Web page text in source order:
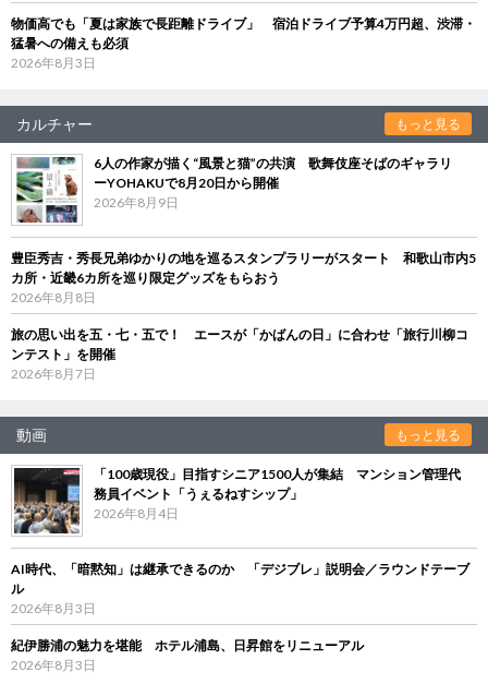
物価高でも「夏は家族で長距離ドライブ」 宿泊ドライブ予算4万円超、渋滞・
猛暑への備えも必須
2026年8月3日
カルチャー もっと見る
6人の作家が描く“風景と猫”の共演 歌舞伎座そばのギャラリ
ーYOHAKUで8月20日から開催
2026年8月9日
豊臣秀吉・秀長兄弟ゆかりの地を巡るスタンプラリーがスタート 和歌山市内5
カ所・近畿6カ所を巡り限定グッズをもらおう
2026年8月8日
旅の思い出を五・七・五で！ エースが「かばんの日」に合わせ「旅行川柳コ
ンテスト」を開催
2026年8月7日
動画 もっと見る
「100歳現役」目指すシニア1500人が集結 マンション管理代
務員イベント「うぇるねすシップ」
2026年8月4日
AI時代、「暗黙知」は継承できるのか 「デジブレ」説明会／ラウンドテーブ
ル
2026年8月3日
紀伊勝浦の魅力を堪能 ホテル浦島、日昇館をリニューアル
2026年8月3日